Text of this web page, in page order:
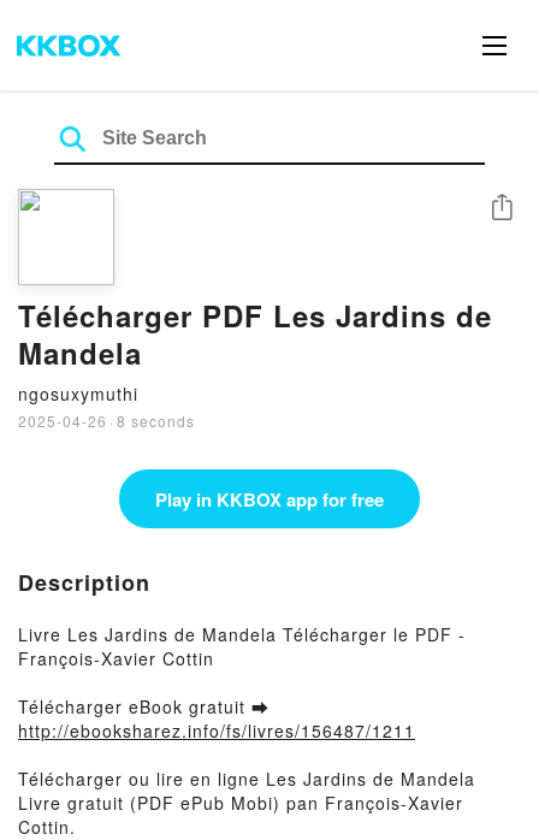
Télécharger PDF Les Jardins de
Mandela
ngosuxymuthi
2025-04-26 · 8 seconds
Share
Play in KKBOX app for free
Description
Livre Les Jardins de Mandela Télécharger le PDF -
François-Xavier Cottin
Télécharger eBook gratuit ➡
http://ebooksharez.info/fs/livres/156487/1211
Télécharger ou lire en ligne Les Jardins de Mandela
Livre gratuit (PDF ePub Mobi) pan François-Xavier
Cottin.